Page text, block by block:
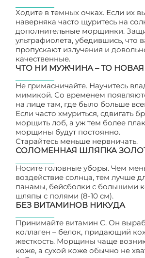
Ходите в темных очках. Если их
наверняка часто щуритесь на
дополнительные морщинки.
ультрафиолета, убедившись, что
пропускают излучения и
качественные.
ЧТО НИ МУЖЧИНА – ТО
Не гримасничайте. Научитесь
мимикой. Со временем
на лице там, где было больше
Если часто хмуриться, сдвигать
морщить лоб, а уж тем более
морщины будут постоянно.
Старайтесь меньше нервничать.
СОЛОМЕННАЯ ШЛЯПКА
Носите головные уборы. Чем
воздействие солнца, тем лучше
панамы, бейсболки с большими
шляпы с полями (8-10 см).
БЕЗ ВИТАМИНОВ НИКУДА
Принимайте витамин C. Он
коллаген – белок, придающий
жесткость. Морщины чаще
коже, а сухой коже обычно не